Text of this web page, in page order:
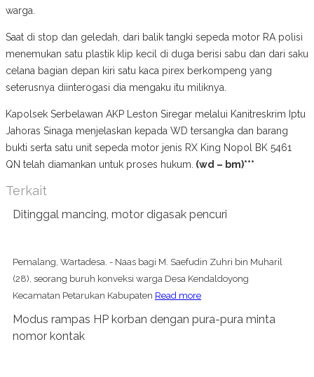
warga.
Saat di stop dan geledah, dari balik tangki sepeda motor RA polisi
menemukan satu plastik klip kecil di duga berisi sabu dan dari saku
celana bagian depan kiri satu kaca pirex berkompeng yang
seterusnya diinterogasi dia mengaku itu miliknya.
Kapolsek Serbelawan AKP Leston Siregar melalui Kanitreskrim Iptu
Jahoras Sinaga menjelaskan kepada WD tersangka dan barang
bukti serta satu unit sepeda motor jenis RX King Nopol BK 5461
QN telah diamankan untuk proses hukum. (wd – bm)***
Terkait
Ditinggal mancing, motor digasak pencuri
Pemalang, Wartadesa. - Naas bagi M. Saefudin Zuhri bin Muharil
(28), seorang buruh konveksi warga Desa Kendaldoyong
Kecamatan Petarukan Kabupaten Read more
Modus rampas HP korban dengan pura-pura minta
nomor kontak